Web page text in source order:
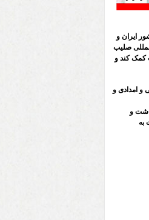
ایران و
صلیب
کمک کند و
و امدادی و
و
به